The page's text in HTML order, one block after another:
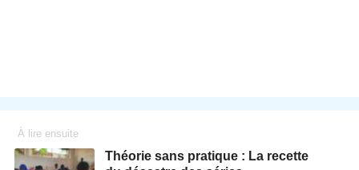
À lire ensuite
Théorie sans pratique : La recette